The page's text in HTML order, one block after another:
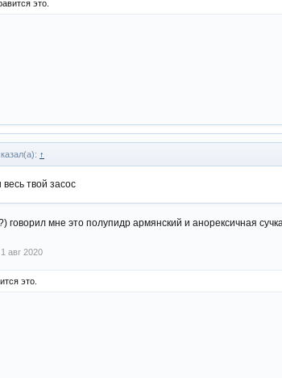
это.
↑
твой засос
говорил мне это полупидр армянский и анорексичная
1 авг 2020
это.